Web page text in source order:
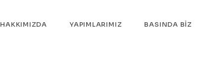
HAKKIMIZDA YAPIMLARIMIZ BASINDA BIZ